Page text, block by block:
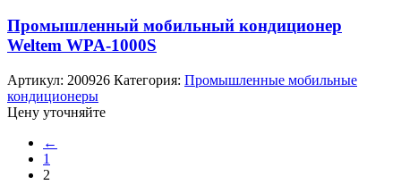
Промышленный мобильный кондиционер
Weltem WPA-1000S
Артикул: 200926 Категория: Промышленные мобильные
кондиционеры
Цену уточняйте
←
1
2